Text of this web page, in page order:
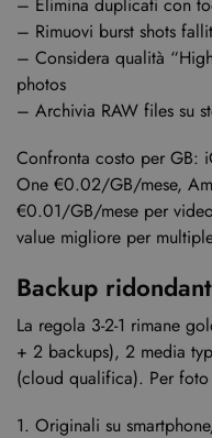
– Elimina duplicati con
– Rimuovi burst shots
– Considera qualità
photos
– Archivia RAW files su
Confronta costo per
One €0.02/GB/mese,
€0.01/GB/mese per
value migliore per
Backup
La regola 3-2-1 rimane
+ 2 backups), 2 media
(cloud qualifica). Per
1. Originali su